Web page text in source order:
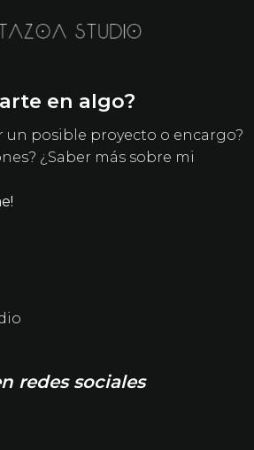
en algo?
un posible proyecto o encargo?
¿Saber más sobre mi
redes sociales